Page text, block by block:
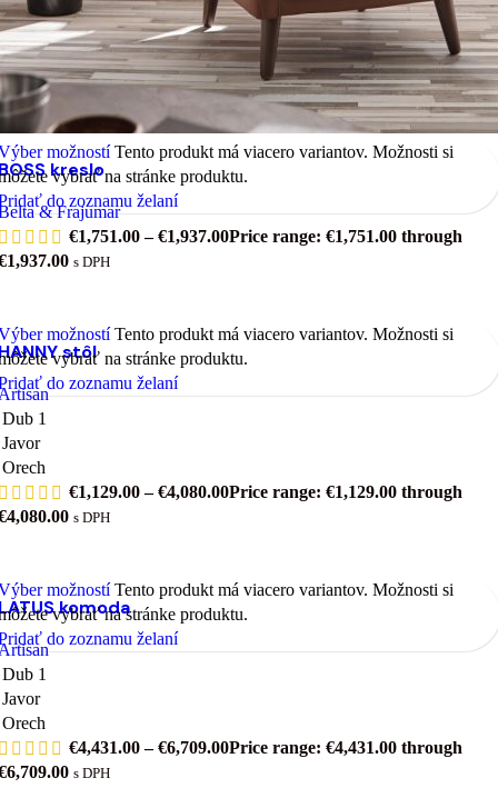
možností Tento produkt má viacero variantov. Možnosti si
vybrať na stránke produktu.
do zoznamu želaní
kreslo
& Frajumar
€1,751.00 – €1,937.00Price range: €1,751.00 through
s DPH
možností Tento produkt má viacero variantov. Možnosti si
vybrať na stránke produktu.
do zoznamu želaní
stôl
Dub 1
Javor
Orech
€1,129.00 – €4,080.00Price range: €1,129.00 through
s DPH
možností Tento produkt má viacero variantov. Možnosti si
vybrať na stránke produktu.
do zoznamu želaní
komoda
Dub 1
Javor
Orech
€4,431.00 – €6,709.00Price range: €4,431.00 through
s DPH